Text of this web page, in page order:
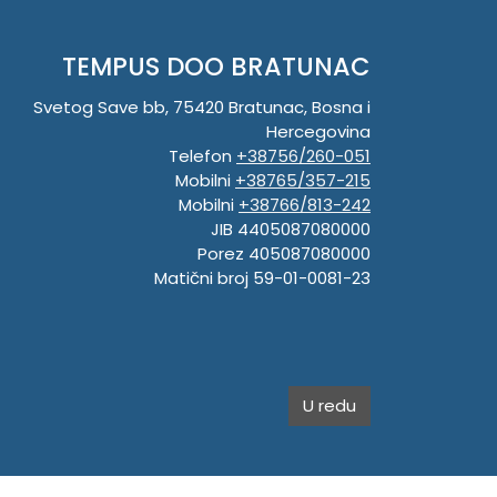
TEMPUS DOO BRATUNAC
Svetog Save bb, 75420 Bratunac, Bosna i
Hercegovina
Telefon +38756/260-051
Mobilni +38765/357-215
Mobilni +38766/813-242
JIB 4405087080000
Porez 405087080000
Matični broj 59-01-0081-23
U redu